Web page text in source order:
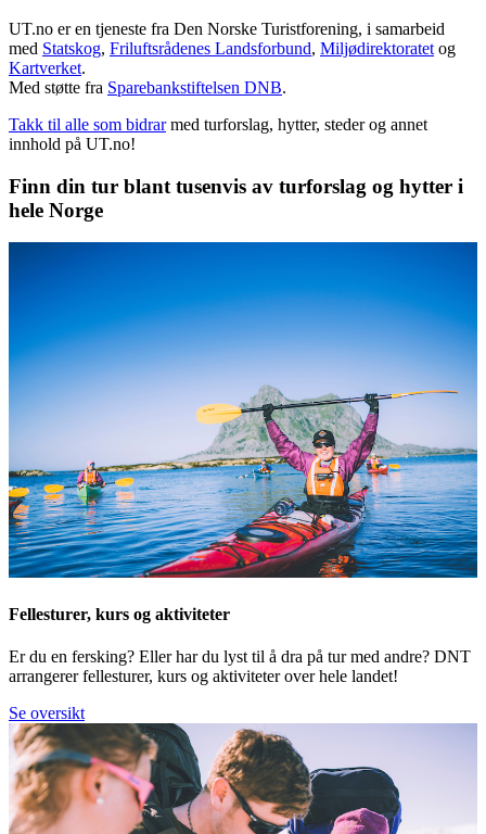
UT.no er en tjeneste fra Den Norske Turistforening, i samarbeid
med Statskog, Friluftsrådenes Landsforbund, Miljødirektoratet og
Kartverket.
Med støtte fra Sparebankstiftelsen DNB.
Takk til alle som bidrar med turforslag, hytter, steder og annet
innhold på UT.no!
Finn din tur blant tusenvis av turforslag og hytter i
hele Norge
Fellesturer, kurs og aktiviteter
Er du en fersking? Eller har du lyst til å dra på tur med andre? DNT
arrangerer fellesturer, kurs og aktiviteter over hele landet!
Se oversikt